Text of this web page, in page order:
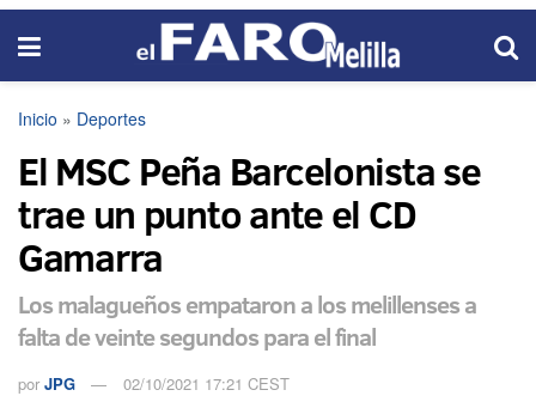
Inicio » Deportes
El MSC Peña Barcelonista se
trae un punto ante el CD
Gamarra
Los malagueños empataron a los melillenses a
falta de veinte segundos para el final
por JPG 02/10/2021 17:21 CEST